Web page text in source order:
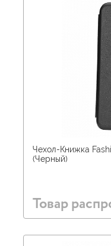
Чехол-Книжка
(Черный)
Товар